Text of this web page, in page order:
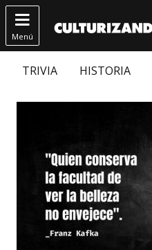

Menú
TRIVIA HISTORIA